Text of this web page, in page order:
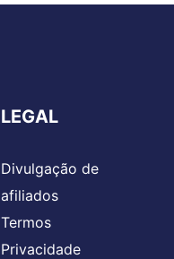
LEGAL
Divulgação de
afiliados
Termos
Privacidade